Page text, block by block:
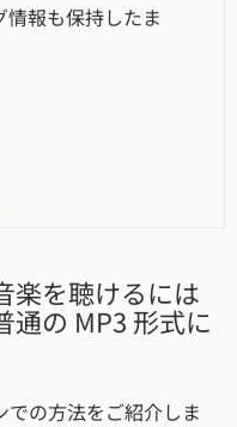
報も保持したま
楽を聴けるには
の MP3 形式に
の方法をご紹介しま